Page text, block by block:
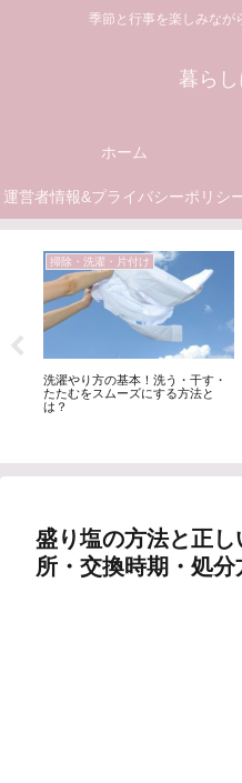
季節と行事を楽しみなが
暮ら
ホーム
運営者情報&プライバシーポリシ
掃除・洗濯・片付け
洗濯やり方の基本！洗う・干す・
たたむをスムーズにする方法と
は？
盛り塩の方法と正
所・交換時期・処